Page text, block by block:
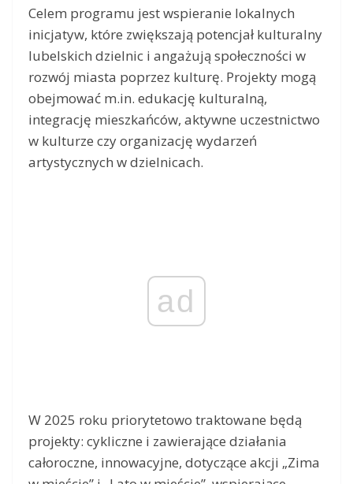
Celem programu jest wspieranie lokalnych
inicjatyw, które zwiększają potencjał kulturalny
lubelskich dzielnic i angażują społeczności w
rozwój miasta poprzez kulturę. Projekty mogą
obejmować m.in. edukację kulturalną,
integrację mieszkańców, aktywne uczestnictwo
w kulturze czy organizację wydarzeń
artystycznych w dzielnicach.
ad
W 2025 roku priorytetowo traktowane będą
projekty: cykliczne i zawierające działania
całoroczne, innowacyjne, dotyczące akcji „Zima